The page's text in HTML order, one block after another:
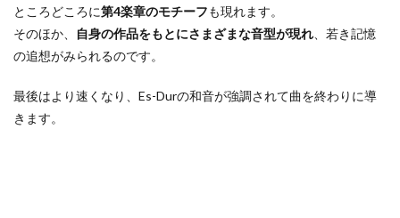
ー
ところどころに第4楽章のモチーフも現れます。
そのほか、
自身の作品をもとにさまざまな音型が現れ 、若き記憶
の追想がみられるのです。
最後はより速くなり、Es-Durの和音が強調されて曲を終わりに導
きます。